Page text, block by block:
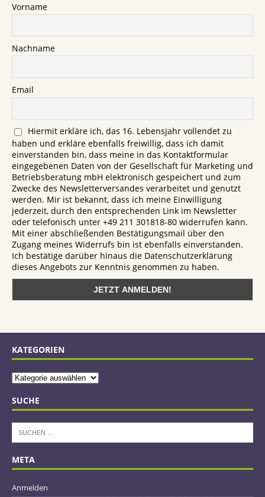
Vorname
Nachname
Email
Hiermit erkläre ich, das 16. Lebensjahr vollendet zu
haben und erkläre ebenfalls freiwillig, dass ich damit
einverstanden bin, dass meine in das Kontaktformular
eingegebenen Daten von der Gesellschaft für Marketing und
Betriebsberatung mbH elektronisch gespeichert und zum
Zwecke des Newsletterversandes verarbeitet und genutzt
werden. Mir ist bekannt, dass ich meine Einwilligung
jederzeit, durch den entsprechenden Link im Newsletter
oder telefonisch unter +49 211 301818-80 widerrufen kann.
Mit einer abschließenden Bestätigungsmail über den
Zugang meines Widerrufs bin ist ebenfalls einverstanden.
Ich bestätige darüber hinaus die Datenschutzerklärung
dieses Angebots zur Kenntnis genommen zu haben.
KATEGORIEN
SUCHE
META
Anmelden